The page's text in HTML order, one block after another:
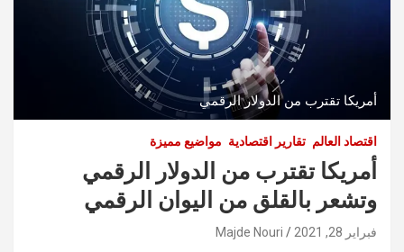
أمريكا تقترب من الدولار الرقمي
اقتصاد العالم تقارير اقتصادية مواضيع مميزة
أمريكا تقترب من الدولار الرقمي
وتشعر بالقلق من اليوان الرقمي
فبراير 28, 2021 Majde Nouri